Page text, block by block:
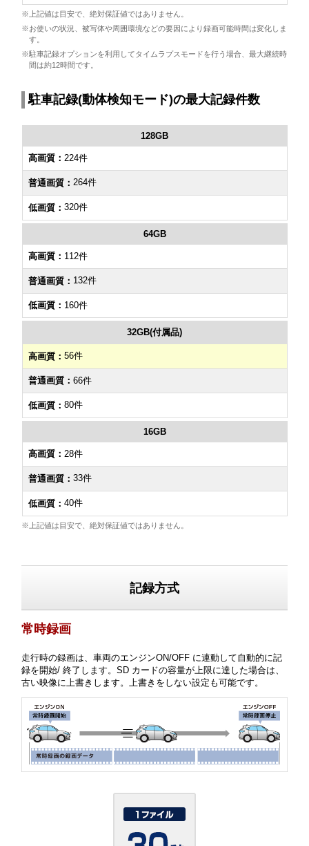
※上記値は目安で、絶対保証値ではありません。
※お使いの状況、被写体や周囲環境などの要因により録画可能時間は変化しま
す。
※駐車記録オプションを利用してタイムラプスモードを行う場合、最大継続時
間は約12時間です。
駐車記録(動体検知モード)の最大記録件数
128GB
224件
264件
320件
64GB
112件
132件
160件
32GB(付属品)
56件
66件
80件
16GB
28件
33件
40件
※上記値は目安で、絶対保証値ではありません。
記録方式
常時録画
走行時の録画は、車両のエンジンON/OFF に連動して自動的に記
録を開始/ 終了します。SD カードの容量が上限に達した場合は、
古い映像に上書きします。上書きをしない設定も可能です。